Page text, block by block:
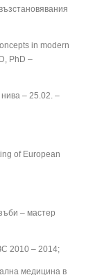
in modern
PhD –
– 25.02. –
of European
– мастер
2010 – 2014;
медицина в